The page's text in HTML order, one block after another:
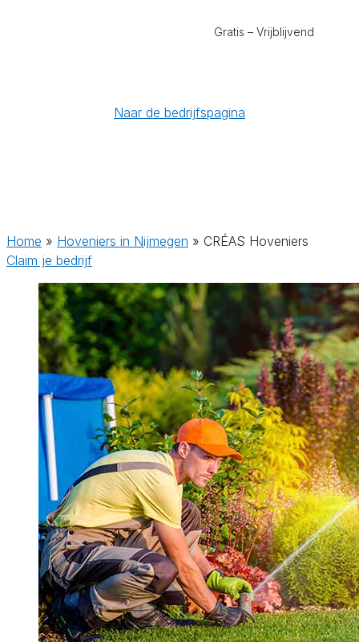
Gratis – Vrijblijvend
Naar de bedrijfspagina
Home » Hoveniers in Nijmegen » CRÉAS Hoveniers
Claim je bedrijf